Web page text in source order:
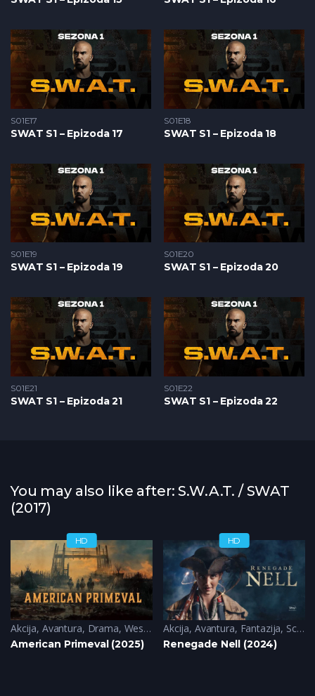
S01E17
SWAT S1 – Epizoda 17
S01E18
SWAT S1 – Epizoda 18
S01E19
SWAT S1 – Epizoda 19
S01E20
SWAT S1 – Epizoda 20
S01E21
SWAT S1 – Epizoda 21
S01E22
SWAT S1 – Epizoda 22
You may also like after: S.W.A.T. / SWAT
(2017)
HD
Akcija, Avantura, Drama, Western
American Primeval (2025)
HD
Akcija, Avantura, Fantazija, Sci-Fi
Renegade Nell (2024)